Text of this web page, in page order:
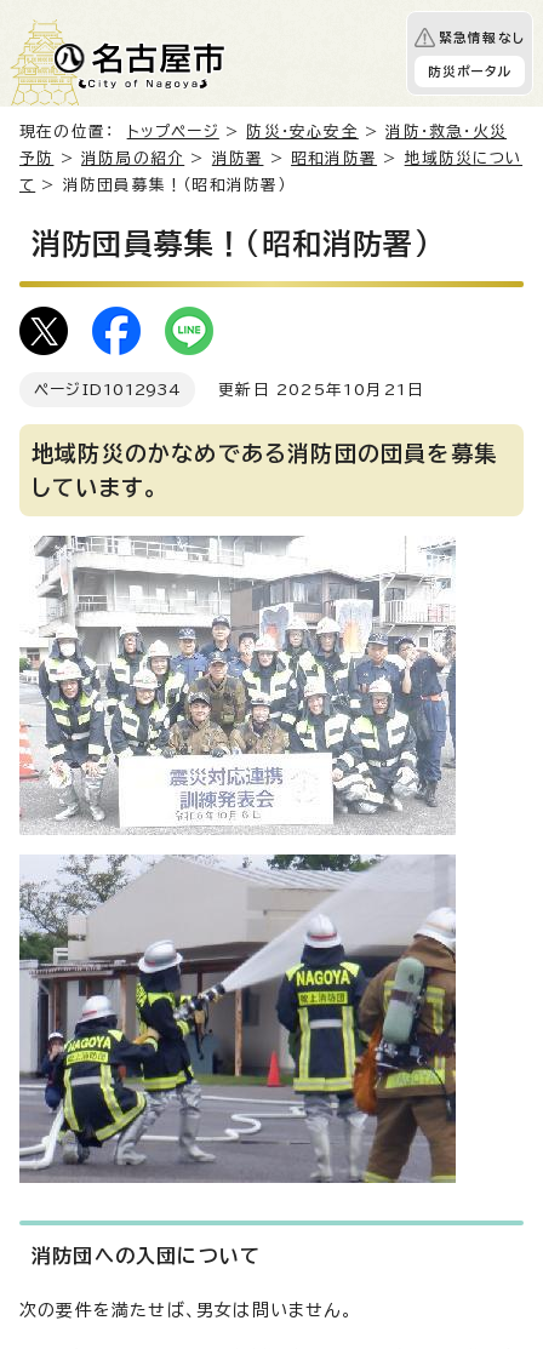
緊急情報なし
防災ポータル
現在の位置： トップページ > 防災・安心安全 >消防・救急・火災
予防
>消防局の紹介 > 消防署 > 昭和消防署 > 地域防災につい
て
> 消防団員募集！（昭和消防署）
消防団員募集！（昭和消防署）
ページID 1012934 更新日 2025年10月21日
地域防災のかなめである消防団の団員を募集
しています。
消防団への入団について
次の要件を満たせば、男女は問いません。